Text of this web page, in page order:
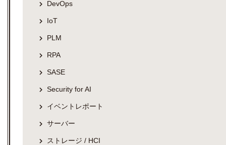
DevOps
IoT
PLM
RPA
SASE
Security for AI
イベントレポート
サーバー
ストレージ / HCI